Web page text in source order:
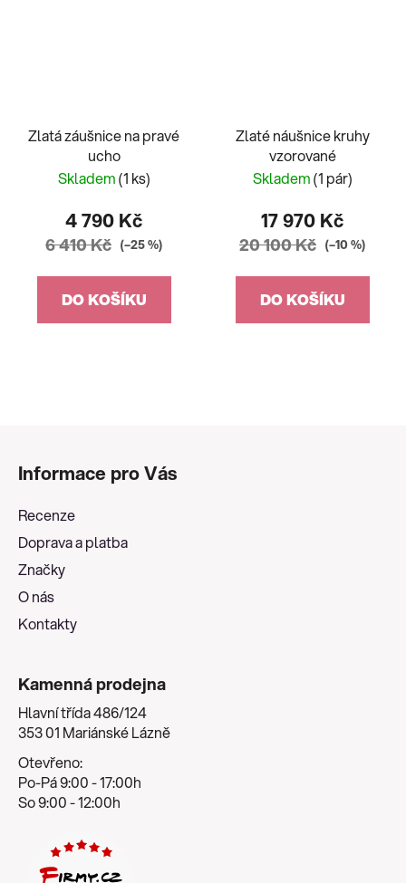
Zlatá záušnice na pravé
ucho
Skladem(1 ks)
4 790 Kč
6 410 Kč (–25 %)
DO KOŠÍKU
Zlaté náušnice kruhy
vzorované
Skladem(1 pár)
17 970 Kč
20 100 Kč (–10 %)
DO KOŠÍKU
Informace pro Vás
Recenze
Doprava a platba
Značky
O nás
Kontakty
Kamenná prodejna
Hlavní třída 486/124
353 01 Mariánské Lázně
Otevřeno:
Po-Pá 9:00 - 17:00h
So 9:00 - 12:00h